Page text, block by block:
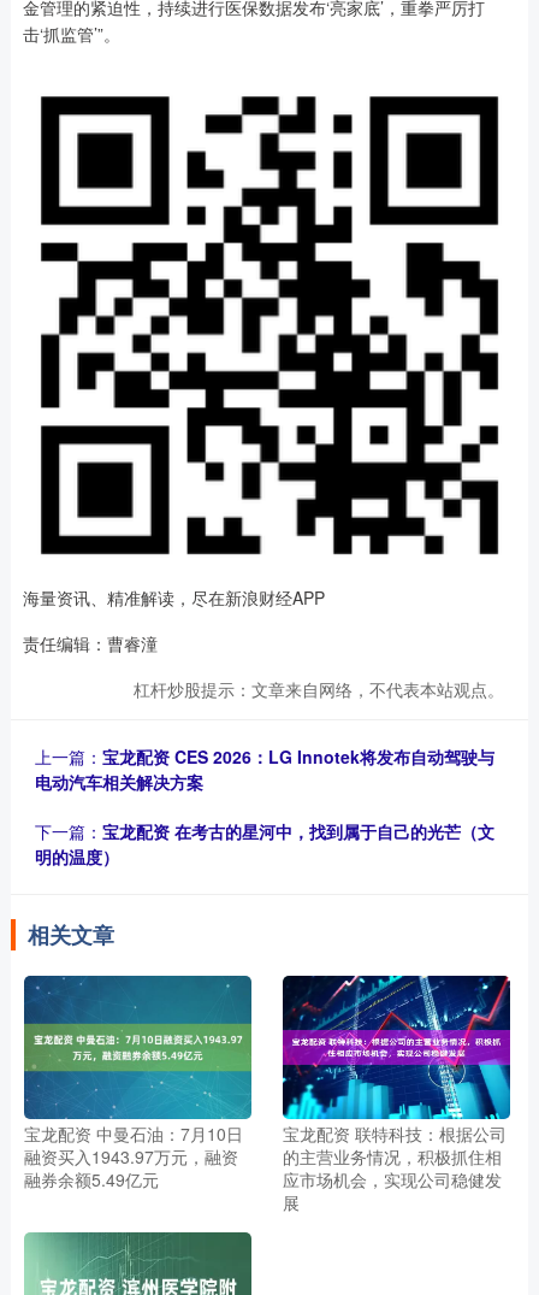
金管理的紧迫性，持续进行医保数据发布‘亮家底’，重拳严厉打
击‘抓监管’”。
海量资讯、精准解读，尽在新浪财经APP
责任编辑：曹睿潼
杠杆炒股提示：文章来自网络，不代表本站观点。
上一篇： 宝龙配资 CES 2026：LG Innotek将发布自动驾驶与
电动汽车相关解决方案
下一篇： 宝龙配资 在考古的星河中，找到属于自己的光芒（文
明的温度）
相关文章
宝龙配资 中曼石油：7月10日
融资买入1943.97万元，融资
融券余额5.49亿元
宝龙配资 联特科技：根据公司
的主营业务情况，积极抓住相
应市场机会，实现公司稳健发
展